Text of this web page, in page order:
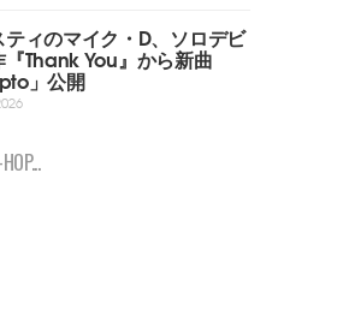
ティのマイク・D、ソロデビ
『Thank You』から新曲
」公開